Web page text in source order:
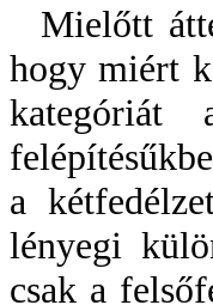
Mielőtt
hogy miért
kategóriát
a
lényegi
csak a